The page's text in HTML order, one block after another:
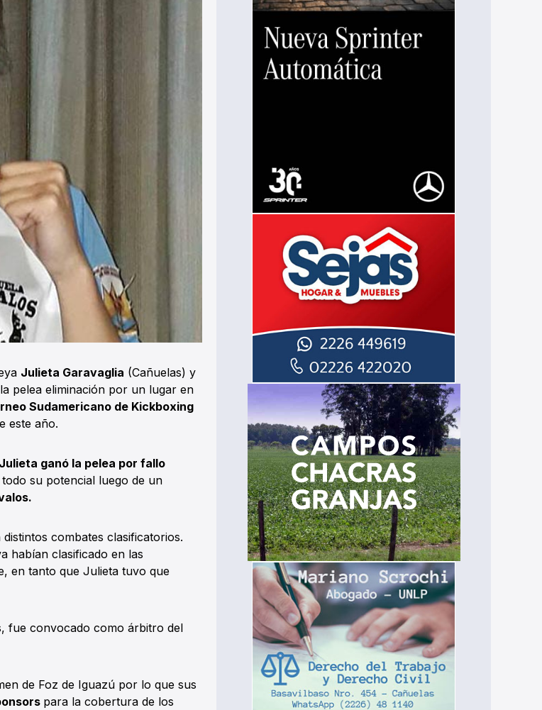
Julieta Garavaglia (Cañuelas) y
pelea eliminación por un lugar en
Sudamericano de Kickboxing
este año.
Julieta ganó la pelea por fallo
su potencial luego de un
combates clasificatorios.
habían clasificado en las
en tanto que Julieta tuvo que
fue convocado como árbitro del
de Foz de Iguazú por lo que sus
para la cobertura de los